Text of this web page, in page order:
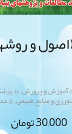
و
آموزش و پرورش,
@
و منابع طبیعی,
@
30,000تومان